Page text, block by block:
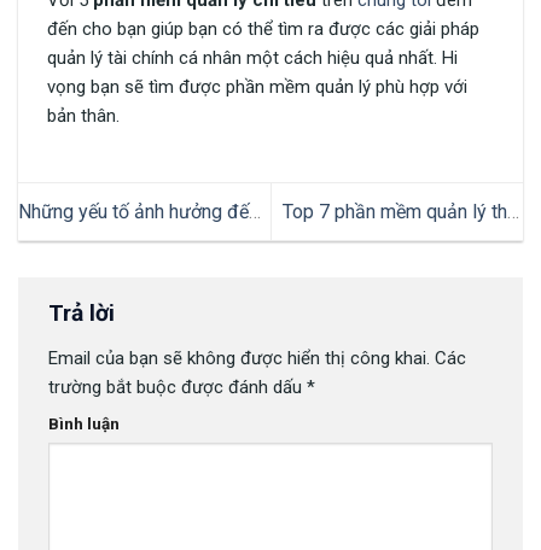
đến cho bạn giúp bạn có thể tìm ra được các giải pháp
quản lý tài chính cá nhân một cách hiệu quả nhất. Hi
vọng bạn sẽ tìm được phần mềm quản lý phù hợp với
bản thân.
Những yếu tố ảnh hưởng đến
kinh doanh khách sạn
Top 7 phần mềm quản lý thời
gian hiểu quả
Trả lời
Email của bạn sẽ không được hiển thị công khai. Các
trường bắt buộc được đánh dấu *
Bình luận